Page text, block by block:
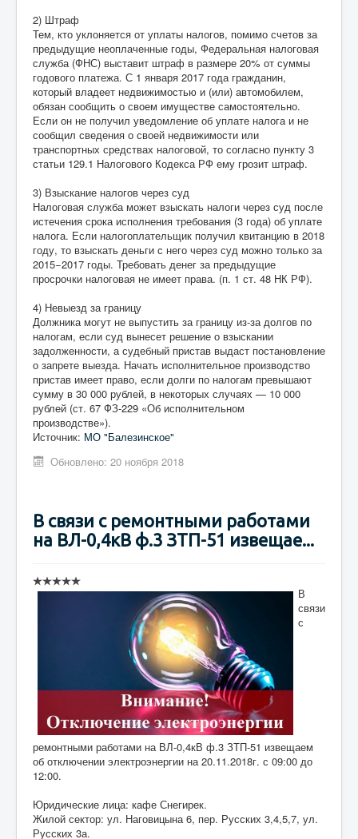
2) Штраф
Тем, кто уклоняется от уплаты налогов, помимо счетов за
предыдущие неоплаченные годы, Федеральная налоговая
служба (ФНС) выставит штраф в размере 20% от суммы
годового платежа. С 1 января 2017 года гражданин,
который владеет недвижимостью и (или) автомобилем,
обязан сообщить о своем имуществе самостоятельно.
Если он не получил уведомление об уплате налога и не
сообщил сведения о своей недвижимости или
транспортных средствах налоговой, то согласно пункту 3
статьи 129.1 Налогового Кодекса РФ ему грозит штраф.
3) Взыскание налогов через суд
Налоговая служба может взыскать налоги через суд после
истечения срока исполнения требования (3 года) об уплате
налога. Если налогоплательщик получил квитанцию в 2018
году, то взыскать деньги с него через суд можно только за
2015−2017 годы. Требовать денег за предыдущие
просрочки налоговая не имеет права. (п. 1 ст. 48 НК РФ).
4) Невыезд за границу
Должника могут не выпустить за границу из-за долгов по
налогам, если суд вынесет решение о взыскании
задолженности, а судебный пристав выдаст постановление
о запрете выезда. Начать исполнительное производство
пристав имеет право, если долги по налогам превышают
сумму в 30 000 рублей, в некоторых случаях — 10 000
рублей (ст. 67 ФЗ-229 «Об исполнительном
производстве»).
Источник: МО "Балезинское"
Обновлено: 20 ноября 2018
В связи с ремонтными работами
на ВЛ-0,4кВ ф.3 ЗТП-51 извещае...
В
связи
с
ремонтными работами на ВЛ-0,4кВ ф.3 ЗТП-51 извещаем
об отключении электроэнергии на 20.11.2018г. с 09:00 до
12:00.
Юридические лица: кафе Снегирек.
Жилой сектор: ул. Наговицына 6, пер. Русских 3,4,5,7, ул.
Русских 3а.